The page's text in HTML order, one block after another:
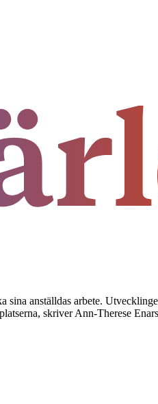
anställdas arbete.
skriver Ann-Therese